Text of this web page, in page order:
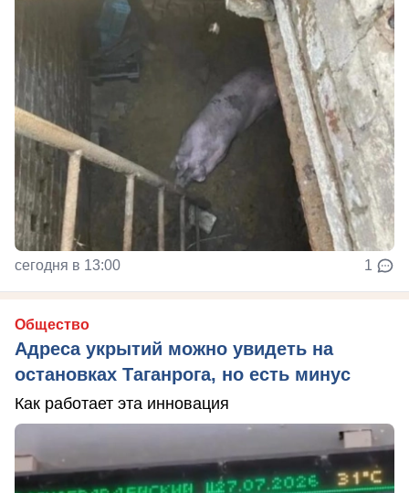
сегодня в 13:00 1
Общество
Адреса укрытий можно увидеть на
остановках Таганрога, но есть минус
Как работает эта инновация